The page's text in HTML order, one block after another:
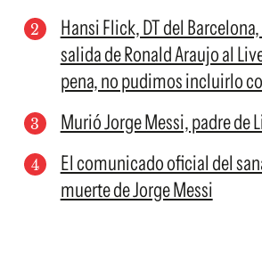
Hansi Flick, DT del
salida de Ronald Araujo al
pena, no pudimos incluirlo
Murió Jorge Messi, padre de
El comunicado oficial del
muerte de Jorge Messi